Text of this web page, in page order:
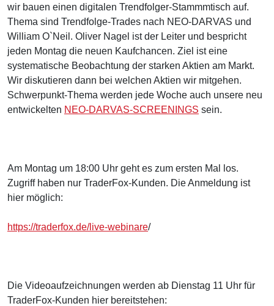
wir bauen einen digitalen Trendfolger-Stammmtisch auf.
Thema sind Trendfolge-Trades nach NEO-DARVAS und
William O`Neil. Oliver Nagel ist der Leiter und bespricht
jeden Montag die neuen Kaufchancen. Ziel ist eine
systematische Beobachtung der starken Aktien am Markt.
Wir diskutieren dann bei welchen Aktien wir mitgehen.
Schwerpunkt-Thema werden jede Woche auch unsere neu
entwickelten NEO-DARVAS-SCREENINGS sein.
Am Montag um 18:00 Uhr geht es zum ersten Mal los.
Zugriff haben nur TraderFox-Kunden. Die Anmeldung ist
hier möglich:
https://traderfox.de/live-webinare/
Die Videoaufzeichnungen werden ab Dienstag 11 Uhr für
TraderFox-Kunden hier bereitstehen: